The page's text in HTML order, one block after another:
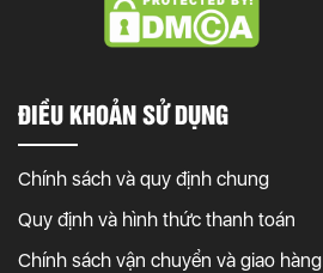
ĐIỀU KHOẢN SỬ DỤNG
Chính sách và quy định chung
Quy định và hình thức thanh toán
Chính sách vận chuyển và giao hàng